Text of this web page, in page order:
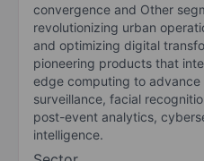
convergence and Other
revolutionizing urban
and optimizing digital
pioneering products that
edge computing to
surveillance, facial
post-event analytics,
intelligence.